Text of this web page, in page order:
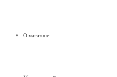
О магазине